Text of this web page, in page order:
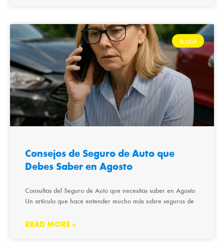
BLOGS
Consejos de Seguro de Auto que
Debes Saber en Agosto
Consultas del Seguro de Auto que necesitas saber en Agosto
Un artículo que hace entender mucho más sobre seguros de
READ MORE »